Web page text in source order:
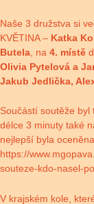
Naše 3 družstva si
KVĚTINA – Katka
Butela , na 4. místě
Olivia Pytelová a
Jakub Jedlička,
Součástí soutěže byl
délce 3 minuty také
nejlepší byla
https://
souteze-kdo-nasel-
V krajském kole,